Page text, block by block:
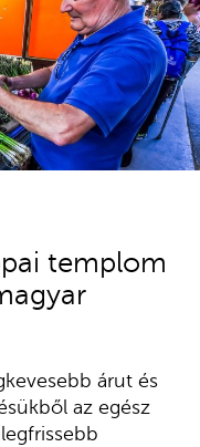
templom
árut és
az egész